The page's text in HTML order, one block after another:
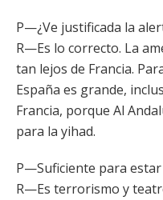
P—¿Ve justificada la
R—Es lo correcto. La
tan lejos de Francia.
España es grande,
Francia, porque Al
para la yihad.
P—Suficiente para estar
R—Es terrorismo y